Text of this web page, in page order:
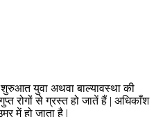
युवा अथवा बाल्यावस्था की
रोगों से ग्रस्त हो जातें हैं | अधिकाँश
में हो जाता है |